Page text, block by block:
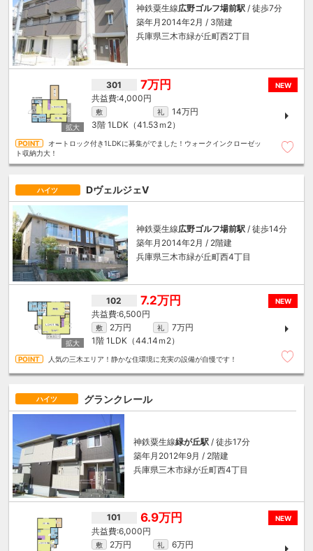
神鉄粟生線広野ゴルフ場前駅 / 徒歩7分
築年月2014年2月 / 3階建
兵庫県三木市緑が丘町西2丁目
NEW
301 7万円
4,000円
敷 礼
14万円
3階 1LDK（41.53ｍ 2）
オートロック付き1LDKに募集がでました！ウォークインクローゼッ
ト収納力大！
ハイツ DヴェルジェⅤ
神鉄粟生線広野ゴルフ場前駅 / 徒歩14分
築年月2014年2月 / 2階建
兵庫県三木市緑が丘町西4丁目
NEW
102 7.2万円
6,500円
敷 2万円 礼
7万円
1階 1LDK（44.14ｍ 2）
人気の三木エリア！静かな住環境に充実の設備が自慢です！
ハイツ グランクレール
神鉄粟生線緑が丘駅/ 徒歩17分
築年月2012年9月 / 2階建
兵庫県三木市緑が丘町西4丁目
NEW
101 6.9万円
6,000円
敷 2万円 礼
6万円